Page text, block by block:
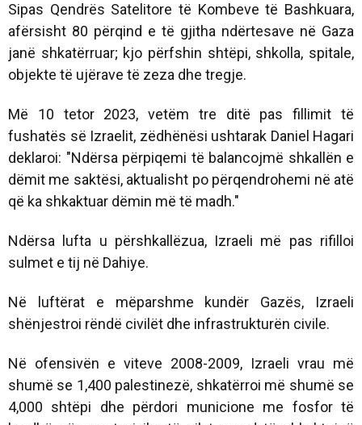
Sipas Qendrës Satelitore të Kombeve të Bashkuara,
afërsisht 80 përqind e të gjitha ndërtesave në Gaza
janë shkatërruar; kjo përfshin shtëpi, shkolla, spitale,
objekte të ujërave të zeza dhe tregje.
Më 10 tetor 2023, vetëm tre ditë pas fillimit të
fushatës së Izraelit, zëdhënësi ushtarak Daniel Hagari
deklaroi: "Ndërsa përpiqemi të balancojmë shkallën e
dëmit me saktësi, aktualisht po përqendrohemi në atë
që ka shkaktuar dëmin më të madh."
Ndërsa lufta u përshkallëzua, Izraeli më pas rifilloi
sulmet e tij në Dahiye.
Në luftërat e mëparshme kundër Gazës, Izraeli
shënjestroi rëndë civilët dhe infrastrukturën civile.
Në ofensivën e viteve 2008-2009, Izraeli vrau më
shumë se 1,400 palestinezë, shkatërroi më shumë se
4,000 shtëpi dhe përdori municione me fosfor të